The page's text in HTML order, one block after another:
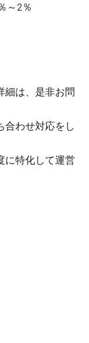
～2％
細は、是非お問
わせ対応をし
に特化して運営